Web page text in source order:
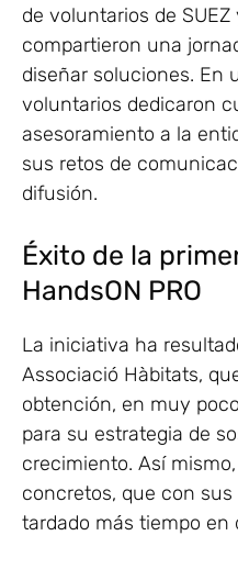
de voluntarios de
compartieron una
diseñar soluciones. En
voluntarios dedicaron
asesoramiento a la
sus retos de
difusión.
Éxito de la
HandsON PRO
La iniciativa ha
Associació Hàbitats,
obtención, en muy
para su estrategia de
crecimiento. Así
concretos, que con
tardado más tiempo en